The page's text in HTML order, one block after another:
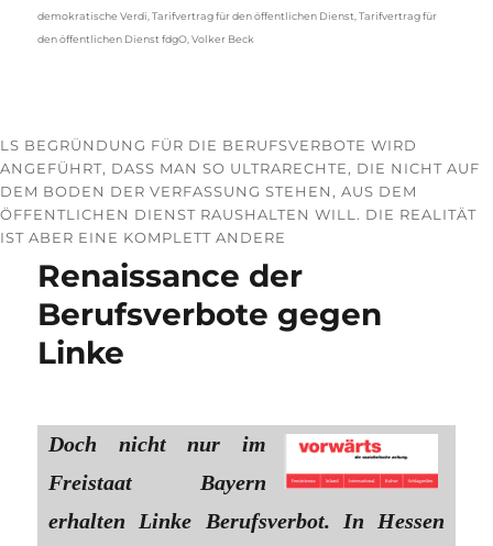
demokratische Verdi ,Tarifvertrag für den öffentlichen Dienst ,Tarifvertrag für
den öffentlichen Dienst fdgO ,Volker Beck
LS BEGRÜNDUNG FÜR DIE BERUFSVERBOTE WIRD
ANGEFÜHRT, DASS MAN SO ULTRARECHTE, DIE NICHT AUF
DEM BODEN DER VERFASSUNG STEHEN, AUS DEM
ÖFFENTLICHEN DIENST RAUSHALTEN WILL. DIE REALITÄT
IST ABER EINE KOMPLETT ANDERE
Renaissance der
Berufsverbote gegen
Linke
Doch nicht nur im
Freistaat Bayern
erhalten Linke Berufsverbot. In Hessen